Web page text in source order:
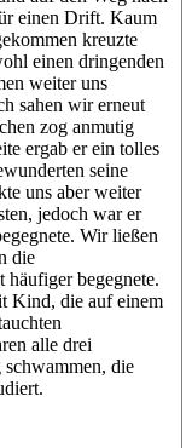
einen Drift. Kaum
kreuzte
einen dringenden
weiter uns
sahen wir erneut
zog anmutig
ergab er ein tolles
seine
uns aber weiter
jedoch war er
Wir ließen
die
begegnete.
Kind, die auf einem
alle drei
die